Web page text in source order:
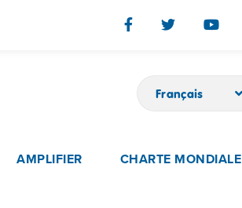
Français
AMPLIFIER CHARTE MONDIALE